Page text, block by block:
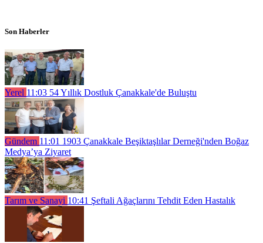
Son Haberler
Yerel 11:03 54 Yıllık Dostluk Çanakkale'de Buluştu
Gündem 11:01 1903 Çanakkale Beşiktaşlılar Derneği'nden Boğaz
Medya’ya Ziyaret
Tarım ve Sanayi 10:41 Şeftali Ağaçlarını Tehdit Eden Hastalık